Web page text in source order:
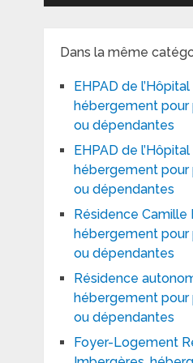
Dans la même
EHPAD de
hébergement pour
ou dépendantes
EHPAD de
hébergement pour
ou dépendantes
Résidence Camille
hébergement pour
ou dépendantes
Résidence
hébergement pour
ou dépendantes
Foyer-Logement